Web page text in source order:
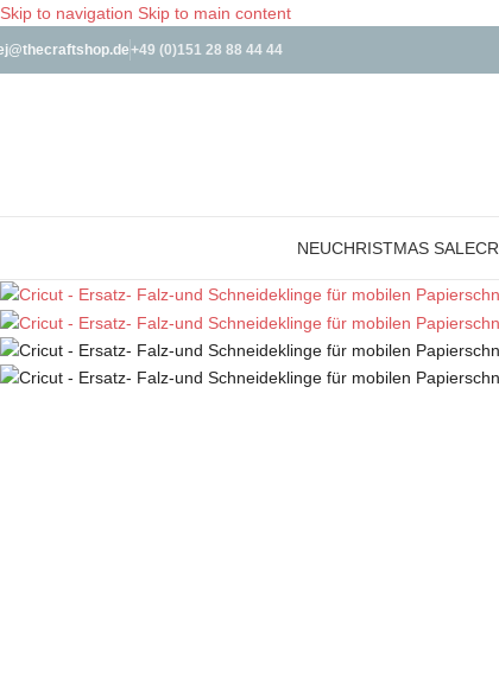
Skip to navigation Skip to main content
+49 (0)151 28 88 44 44
NEUCHRISTMAS SALE